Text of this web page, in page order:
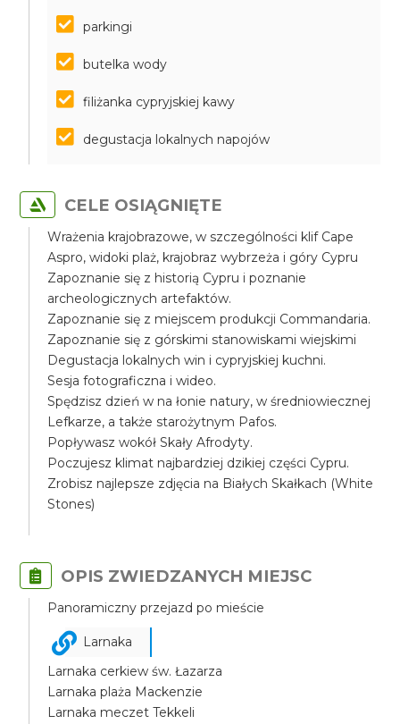
parkingi
butelka wody
filiżanka cypryjskiej kawy
degustacja lokalnych napojów
CELE OSIĄGNIĘTE
Wrażenia krajobrazowe, w szczególności klif Cape
Aspro, widoki plaż, krajobraz wybrzeża i góry Cypru
Zapoznanie się z historią Cypru i poznanie
archeologicznych artefaktów.
Zapoznanie się z miejscem produkcji Commandaria.
Zapoznanie się z górskimi stanowiskami wiejskimi
Degustacja lokalnych win i cypryjskiej kuchni.
Sesja fotograficzna i wideo.
Spędzisz dzień w na łonie natury, w średniowiecznej
Lefkarze, a także starożytnym Pafos.
Popływasz wokół Skały Afrodyty.
Poczujesz klimat najbardziej dzikiej części Cypru.
Zrobisz najlepsze zdjęcia na Białych Skałkach (White
Stones)
OPIS ZWIEDZANYCH MIEJSC
Panoramiczny przejazd po mieście
Larnaka
Larnaka cerkiew św. Łazarza
Larnaka plaża Mackenzie
Larnaka meczet Tekkeli